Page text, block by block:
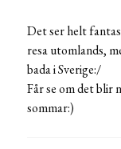
Det ser helt
resa utomlands,
bada i Sverige:/
Får se om det blir
sommar:)